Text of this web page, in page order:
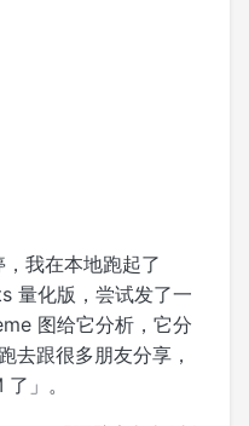
我在本地跑起了
量化版，尝试发了一
图给它分析，它分
去跟很多朋友分享，
」。